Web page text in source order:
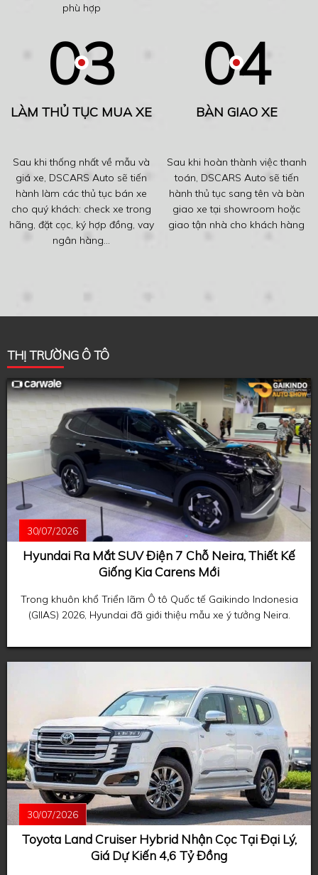
phù hợp
LÀM THỦ TỤC MUA XE
Sau khi thống nhất về mẫu và
giá xe, DSCARS Auto sẽ tiến
hành làm các thủ tục bán xe
cho quý khách: check xe trong
hãng, đặt cọc, ký hợp đồng, vay
ngân hàng...
BÀN GIAO XE
Sau khi hoàn thành việc thanh
toán, DSCARS Auto sẽ tiến
hành thủ tục sang tên và bàn
giao xe tại showroom hoặc
giao tận nhà cho khách hàng
THỊ TRƯỜNG Ô TÔ
30/07/2026
Hyundai Ra Mắt SUV Điện 7 Chỗ Neira, Thiết Kế
Giống Kia Carens Mới
Trong khuôn khổ Triển lãm Ô tô Quốc tế Gaikindo Indonesia
(GIIAS) 2026, Hyundai đã giới thiệu mẫu xe ý tưởng Neira.
30/07/2026
Toyota Land Cruiser Hybrid Nhận Cọc Tại Đại Lý,
Giá Dự Kiến 4,6 Tỷ Đồng